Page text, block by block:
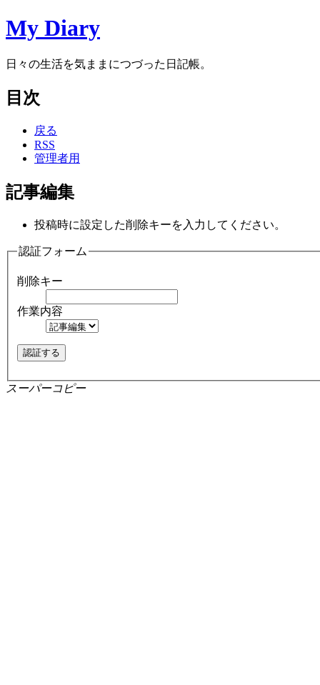
My Diary
日々の生活を気ままにつづった日記帳。
目次
戻る
RSS
管理者用
記事編集
投稿時に設定した削除キーを入力してください。
認証フォーム
削除キー
作業内容
スーパーコピー